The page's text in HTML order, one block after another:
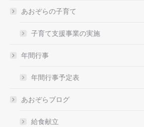
あおぞらの子育て
子育て支援事業の実施
年間行事
年間行事予定表
あおぞらブログ
給食献立